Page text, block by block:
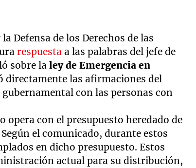
Defensa de los Derechos de las
respuesta a las palabras del jefe de
sobre laley de Emergencia en
directamente las afirmaciones del
con las personas con
opera con el presupuesto heredado de
el comunicado, durante estos
en dicho presupuesto. Estos
actual para su distribución,